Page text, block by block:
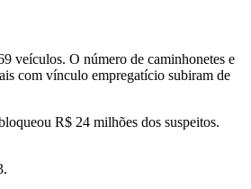
veículos. O número de caminhonetes e
com vínculo empregatício subiram de
R$ 24 milhões dos suspeitos.